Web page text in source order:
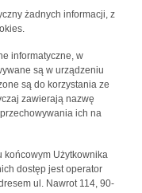
żadnych informacji, z
informatyczne, w
są w urządzeniu
są do korzystania ze
zawierają nazwę
ich na
końcowym Użytkownika
dostęp jest operator
ul. Nawrot 114, 90-